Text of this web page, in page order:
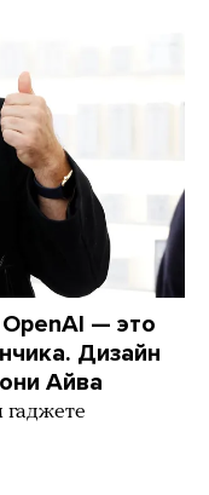
— это
Дизайн
Айва
гаджете